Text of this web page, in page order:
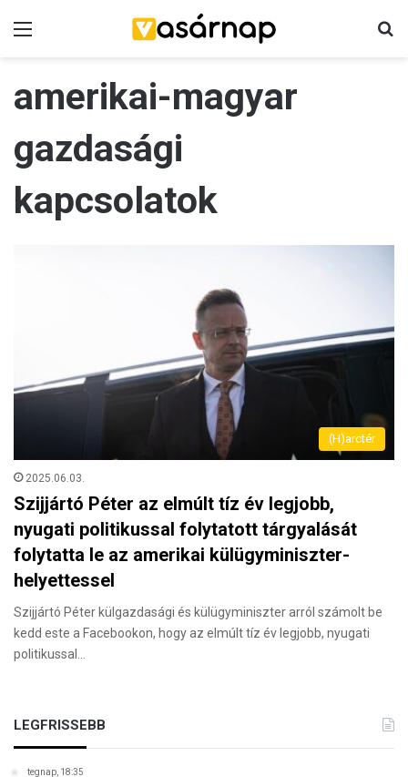
amerikai-magyar
gazdasági
kapcsolatok
(H)arctér
2025.06.03.
Szijjártó Péter az elmúlt tíz év legjobb,
nyugati politikussal folytatott tárgyalását
folytatta le az amerikai külügyminiszter-
helyettessel
Szijjártó Péter külgazdasági és külügyminiszter arról számolt be
kedd este a Facebookon, hogy az elmúlt tíz év legjobb, nyugati
politikussal…
LEGFRISSEBB
tegnap, 18:35